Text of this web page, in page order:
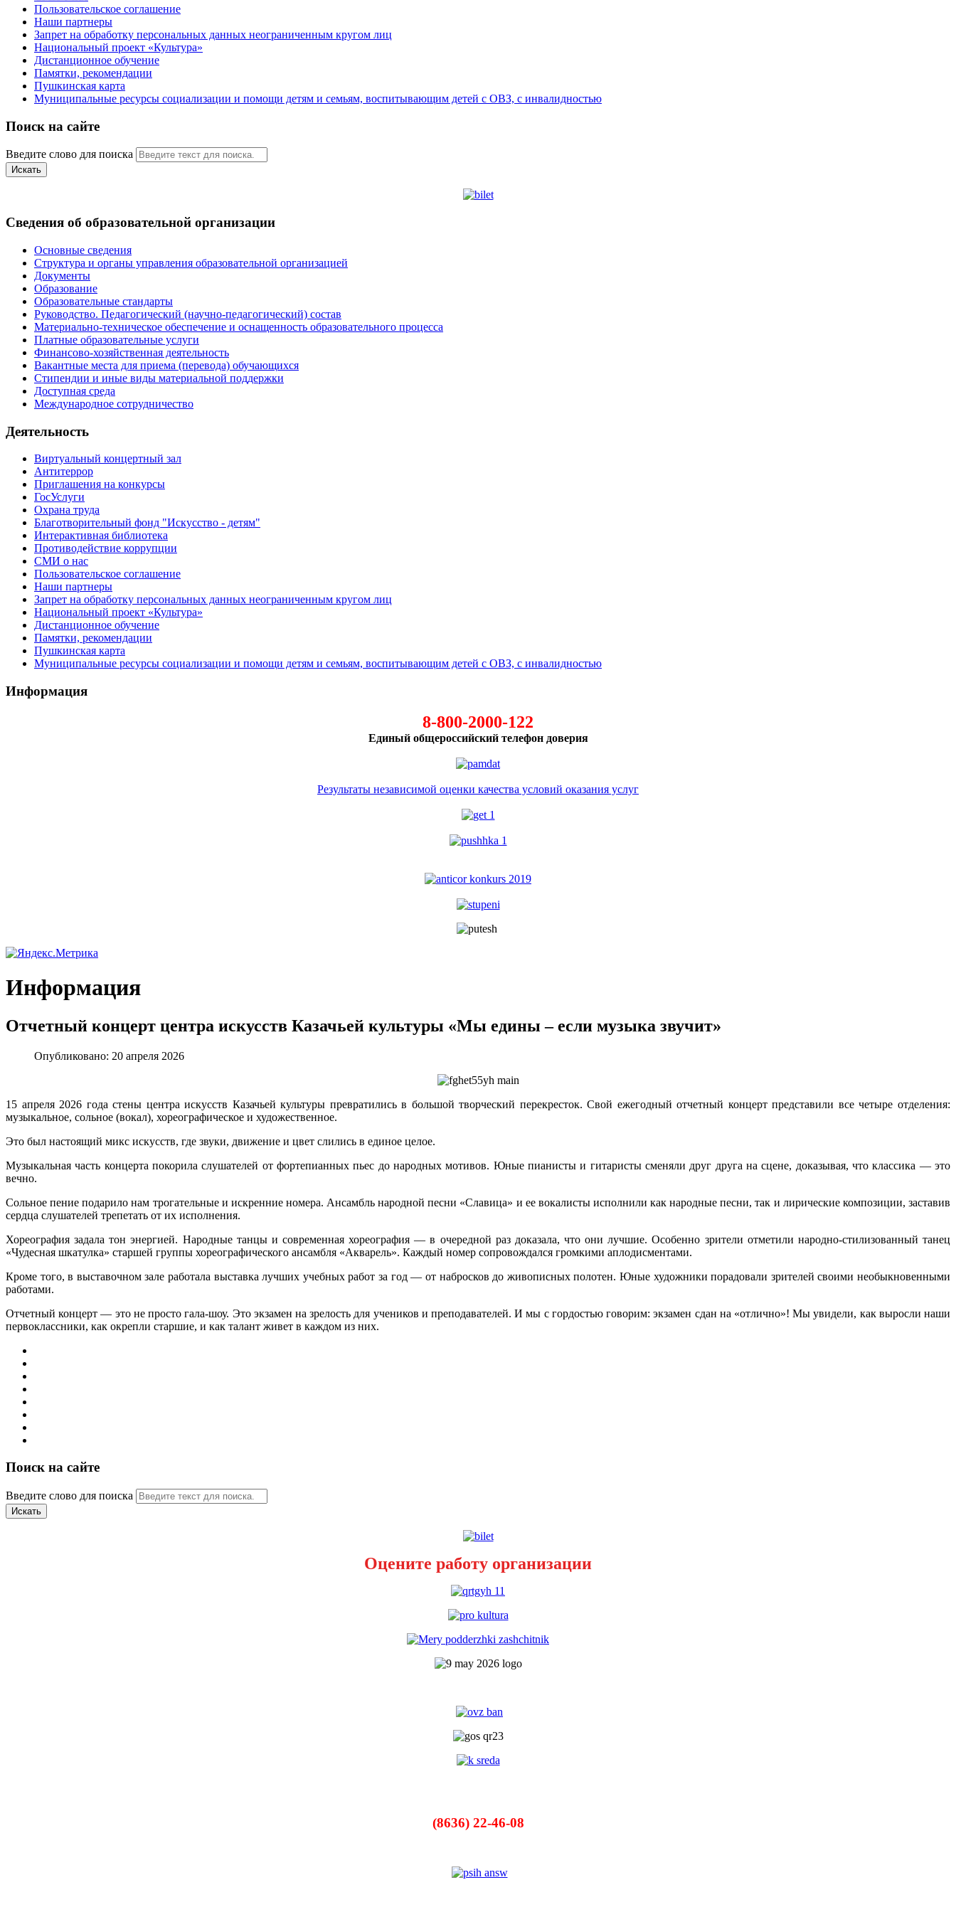
Пользовательское соглашение
Наши партнеры
Запрет на обработку персональных данных неограниченным кругом лиц
Национальный проект «Культура»
Дистанционное обучение
Памятки, рекомендации
Пушкинская карта
Муниципальные ресурсы социализации и помощи детям и семьям, воспитывающим детей с ОВЗ, с инвалидностью
Поиск на сайте
Введите слово для поиска
Искать
Сведения об образовательной организации
Основные сведения
Структура и органы управления образовательной организацией
Документы
Образование
Образовательные стандарты
Руководство. Педагогический (научно-педагогический) состав
Материально-техническое обеспечение и оснащенность образовательного процесса
Платные образовательные услуги
Финансово-хозяйственная деятельность
Вакантные места для приема (перевода) обучающихся
Стипендии и иные виды материальной поддержки
Доступная среда
Международное сотрудничество
Деятельность
Виртуальный концертный зал
Антитеррор
Приглашения на конкурсы
ГосУслуги
Охрана труда
Благотворительный фонд "Искусство - детям"
Интерактивная библиотека
Противодействие коррупции
СМИ о нас
Пользовательское соглашение
Наши партнеры
Запрет на обработку персональных данных неограниченным кругом лиц
Национальный проект «Культура»
Дистанционное обучение
Памятки, рекомендации
Пушкинская карта
Муниципальные ресурсы социализации и помощи детям и семьям, воспитывающим детей с ОВЗ, с инвалидностью
Информация
8-800-2000-122
Единый общероссийский телефон доверия
Результаты независимой оценки качества условий оказания услуг
Информация
Отчетный концерт центра искусств Казачьей культуры «Мы едины – если музыка звучит»
Опубликовано: 20 апреля 2026
15 апреля 2026 года стены центра искусств Казачьей культуры превратились в большой творческий перекресток. Свой ежегодный отчетный концерт представили все четыре отделения:
музыкальное, сольное (вокал), хореографическое и художественное.
Это был настоящий микс искусств, где звуки, движение и цвет слились в единое целое.
Музыкальная часть концерта покорила слушателей от фортепианных пьес до народных мотивов. Юные пианисты и гитаристы сменяли друг друга на сцене, доказывая, что классика — это
вечно.
Сольное пение подарило нам трогательные и искренние номера. Ансамбль народной песни «Славица» и ее вокалисты исполнили как народные песни, так и лирические композиции, заставив
сердца слушателей трепетать от их исполнения.
Хореография задала тон энергией. Народные танцы и современная хореография — в очередной раз доказала, что они лучшие. Особенно зрители отметили народно-стилизованный танец
«Чудесная шкатулка» старшей группы хореографического ансамбля «Акварель». Каждый номер сопровождался громкими аплодисментами.
Кроме того, в выставочном зале работала выставка лучших учебных работ за год — от набросков до живописных полотен. Юные художники порадовали зрителей своими необыкновенными
работами.
Отчетный концерт — это не просто гала-шоу. Это экзамен на зрелость для учеников и преподавателей. И мы с гордостью говорим: экзамен сдан на «отлично»! Мы увидели, как выросли наши
первоклассники, как окрепли старшие, и как талант живет в каждом из них.
Поиск на сайте
Введите слово для поиска
Искать
Оцените работу организации
(8636) 22-46-08